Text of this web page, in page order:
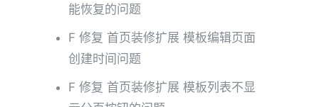
能恢复的问题
F 修复 首页装修扩展 模板编辑页面
创建时间问题
F 修复 首页装修扩展 模板列表不显